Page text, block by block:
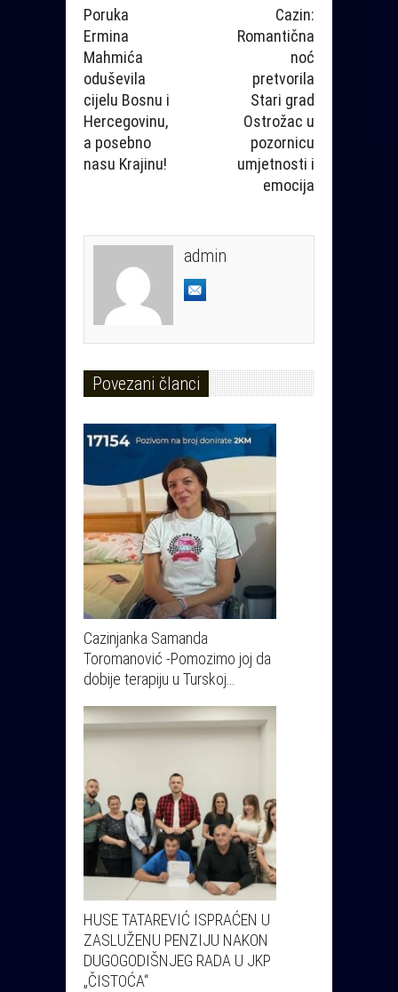
Poruka
Ermina
Mahmića
oduševila
cijelu Bosnu i
Hercegovinu,
a posebno
nasu Krajinu!
Cazin:
Romantična
noć
pretvorila
Stari grad
Ostrožac u
pozornicu
umjetnosti i
emocija
admin
Povezani članci
Cazinjanka Samanda
Toromanović -Pomozimo joj da
dobije terapiju u Turskoj…
HUSE TATAREVIĆ ISPRAĆEN U
ZASLUŽENU PENZIJU NAKON
DUGOGODIŠNJEG RADA U JKP
„ČISTOĆA“